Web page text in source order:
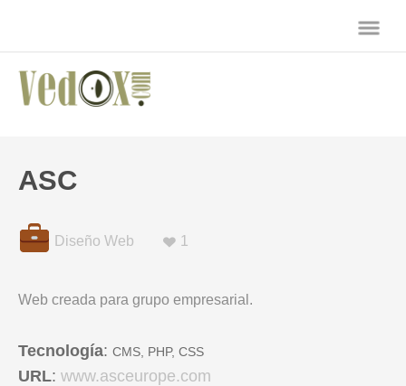
ASC
Diseño Web ♥ 1
Web creada para grupo empresarial.
Tecnología: CMS, PHP, CSS
URL: www.asceurope.com